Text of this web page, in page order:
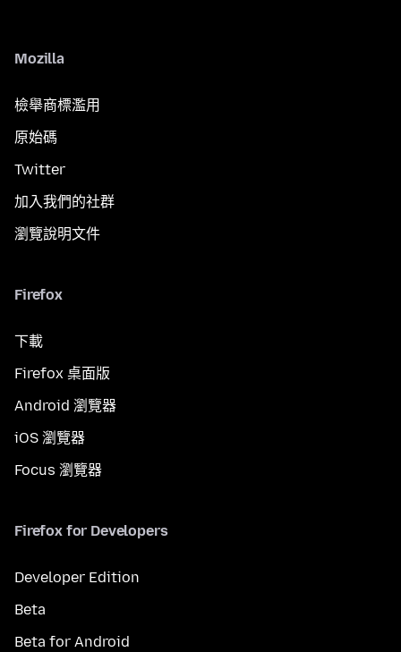
Mozilla
檢舉商標濫用
原始碼
Twitter
加入我們的社群
瀏覽說明文件
Firefox
下載
Firefox 桌面版
Android 瀏覽器
iOS 瀏覽器
Focus 瀏覽器
Firefox for Developers
Developer Edition
Beta
Beta for Android